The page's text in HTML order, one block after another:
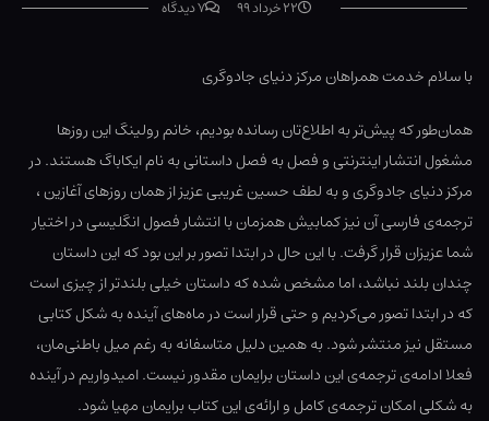
۲۲ خرداد ۹۹
۷ دیدگاه
با سلام خدمت همراهان مرکز دنیای جادوگری
همان‌طور که پیش‌تر به اطلاع‌تان رسانده بودیم، خانم رولینگ این روزها
مشغول انتشار اینترنتی و فصل به فصل داستانی به نام ایکاباگ هستند. در
مرکز دنیای جادوگری و به لطف حسین غریبی عزیز از همان روزهای آغازین ،
ترجمه‌ی فارسی آن نیز کمابیش همزمان با انتشار فصول انگلیسی در اختیار
شما عزیزان قرار گرفت. با این حال در ابتدا تصور بر این بود که این داستان
چندان بلند نباشد، اما مشخص شده که داستان خیلی بلندتر از چیزی است
که در ابتدا تصور می‌کردیم و حتی قرار است در ماه‌های آینده به شکل کتابی
مستقل نیز منتشر شود. به همین دلیل متاسفانه به رغم میل باطنی‌مان،
فعلا ادامه‌ی ترجمه‌ی این داستان برایمان مقدور نیست. امیدواریم در آینده
به شکلی امکان ترجمه‌ی کامل و ارائه‌ی این کتاب برایمان مهیا شود.